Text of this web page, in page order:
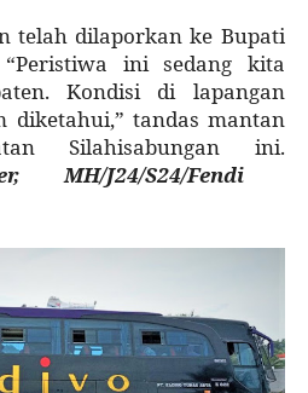
telah dilaporkan ke Bupati
ini sedang kita
Kondisi di lapangan
diketahui,” tandas mantan
Silahisabungan ini.
MH/J24/S24/Fendi